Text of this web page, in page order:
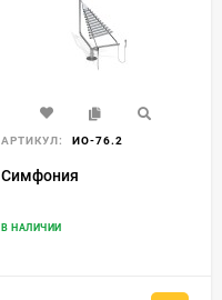
АРТИКУЛ: ИО-76.2
Симфония
В НАЛИЧИИ